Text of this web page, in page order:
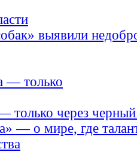
выявили
только через
— о мире, где